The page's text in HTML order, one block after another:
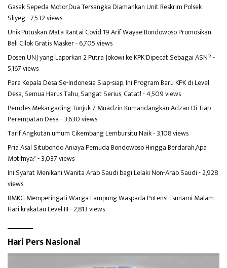
Gasak Sepeda Motor,Dua Tersangka Diamankan Unit Reskrim Polsek
Sliyeg- 7,532 views
Unik,Putuskan Mata Rantai Covid 19 Arif Wayae Bondowoso Promosikan
Beli Cilok Gratis Masker- 6,705 views
Dosen UNJ yang Laporkan 2 Putra Jokowi ke KPK Dipecat Sebagai ASN?-
5,167 views
Para Kepala Desa Se-Indonesia Siap-siap, Ini Program Baru KPK di Level
Desa, Semua Harus Tahu, Sangat Serius, Catat!- 4,509 views
Pemdes Mekargading Tunjuk 7 Muadzin Kumandangkan Adzan Di Tiap
Perempatan Desa- 3,630 views
Tarif Angkutan umum Cikembang Lembursitu Naik- 3,108 views
Pria Asal Situbondo Aniaya Pemuda Bondowoso Hingga Berdarah,Apa
Motifnya?- 3,037 views
Ini Syarat Menikahi Wanita Arab Saudi bagi Lelaki Non-Arab Saudi- 2,928
views
BMKG Memperingati Warga Lampung Waspada Potensi Tsunami Malam
Hari krakatau Level III- 2,813 views
Hari Pers Nasional